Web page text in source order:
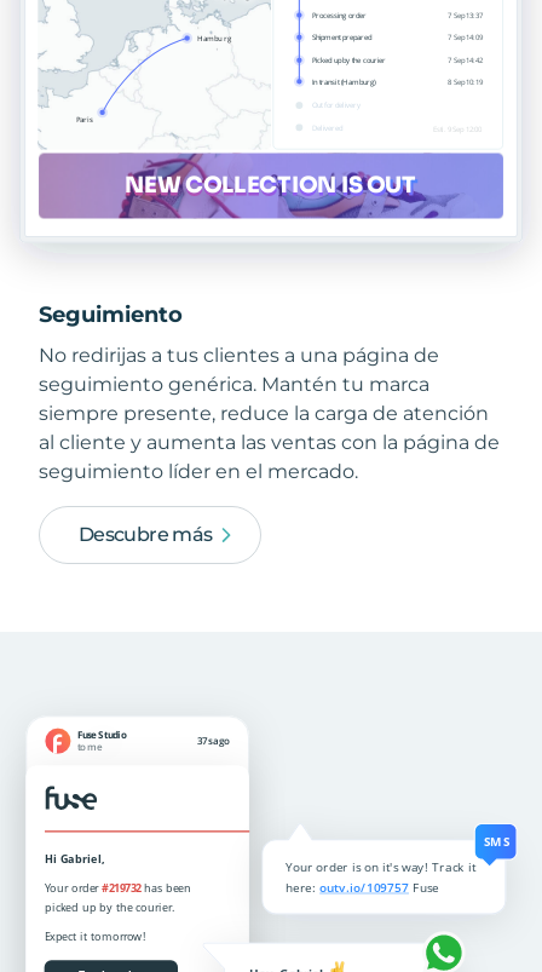
Seguimiento
No redirijas a tus clientes a una página de
seguimiento genérica. Mantén tu marca
siempre presente, reduce la carga de atención
al cliente y aumenta las ventas con la página de
seguimiento líder en el mercado.
Descubre más